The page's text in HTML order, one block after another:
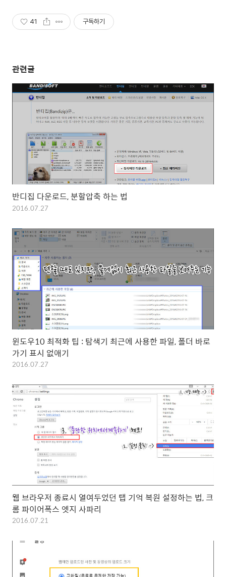
41 구독하기
관련글
반디집 다운로드, 분할압축 하는 법
2016.07.27
윈도우10 최적화 팁 : 탐색기 최근에 사용한 파일, 폴더 바로
가기 표시 없애기
2016.07.27
웹 브라우저 종료시 열여두었던 탭 기억 복원 설정하는 법, 크
롬 파이어폭스 엣지 사파리
2016.07.21